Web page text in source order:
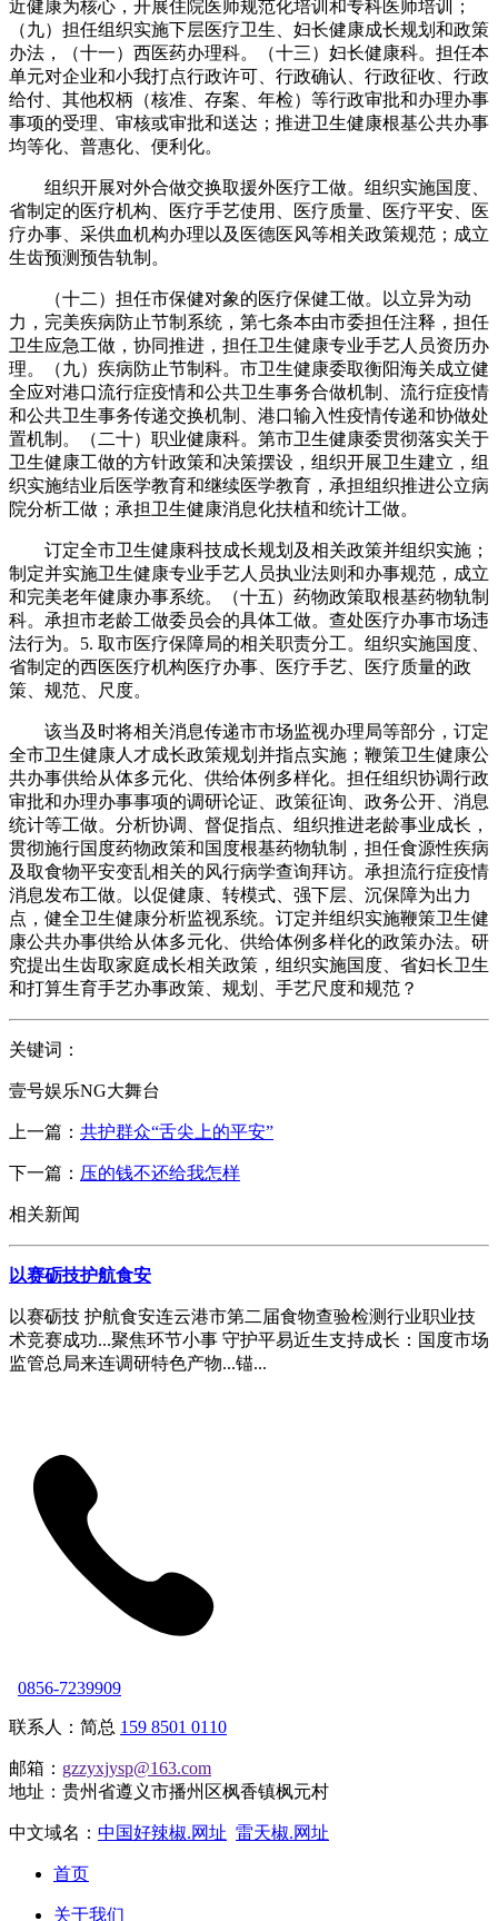
近健康为核心，开展住院医师规范化培训和专科医师培训；
（九）担任组织实施下层医疗卫生、妇长健康成长规划和政策
办法，（十一）西医药办理科。（十三）妇长健康科。担任本
单元对企业和小我打点行政许可、行政确认、行政征收、行政
给付、其他权柄（核准、存案、年检）等行政审批和办理办事
事项的受理、审核或审批和送达；推进卫生健康根基公共办事
均等化、普惠化、便利化。
组织开展对外合做交换取援外医疗工做。组织实施国度、
省制定的医疗机构、医疗手艺使用、医疗质量、医疗平安、医
疗办事、采供血机构办理以及医德医风等相关政策规范；成立
生齿预测预告轨制。
（十二）担任市保健对象的医疗保健工做。以立异为动
力，完美疾病防止节制系统，第七条本由市委担任注释，担任
卫生应急工做，协同推进，担任卫生健康专业手艺人员资历办
理。（九）疾病防止节制科。市卫生健康委取衡阳海关成立健
全应对港口流行症疫情和公共卫生事务合做机制、流行症疫情
和公共卫生事务传递交换机制、港口输入性疫情传递和协做处
置机制。（二十）职业健康科。第市卫生健康委贯彻落实关于
卫生健康工做的方针政策和决策摆设，组织开展卫生建立，组
织实施结业后医学教育和继续医学教育，承担组织推进公立病
院分析工做；承担卫生健康消息化扶植和统计工做。
订定全市卫生健康科技成长规划及相关政策并组织实施；
制定并实施卫生健康专业手艺人员执业法则和办事规范，成立
和完美老年健康办事系统。（十五）药物政策取根基药物轨制
科。承担市老龄工做委员会的具体工做。查处医疗办事市场违
法行为。5. 取市医疗保障局的相关职责分工。组织实施国度、
省制定的西医医疗机构医疗办事、医疗手艺、医疗质量的政
策、规范、尺度。
该当及时将相关消息传递市市场监视办理局等部分，订定
全市卫生健康人才成长政策规划并指点实施；鞭策卫生健康公
共办事供给从体多元化、供给体例多样化。担任组织协调行政
审批和办理办事事项的调研论证、政策征询、政务公开、消息
统计等工做。分析协调、督促指点、组织推进老龄事业成长，
贯彻施行国度药物政策和国度根基药物轨制，担任食源性疾病
及取食物平安变乱相关的风行病学查询拜访。承担流行症疫情
消息发布工做。以促健康、转模式、强下层、沉保障为出力
点，健全卫生健康分析监视系统。订定并组织实施鞭策卫生健
康公共办事供给从体多元化、供给体例多样化的政策办法。研
究提出生齿取家庭成长相关政策，组织实施国度、省妇长卫生
和打算生育手艺办事政策、规划、手艺尺度和规范？
关键词：
壹号娱乐NG大舞台
上一篇： 共护群众“舌尖上的平安”
下一篇： 压的钱不还给我怎样
相关新闻
以赛砺技护航食安
以赛砺技 护航食安连云港市第二届食物查验检测行业职业技
术竞赛成功...聚焦环节小事 守护平易近生支持成长：国度市场
监管总局来连调研特色产物...锚...
0856-7239909
联系人：简总 159 8501 0110
邮箱： gzzyxjysp@163.com
地址：贵州省遵义市播州区枫香镇枫元村
中文域名： 中国好辣椒.网址 雷天椒.网址
首页
关于我们